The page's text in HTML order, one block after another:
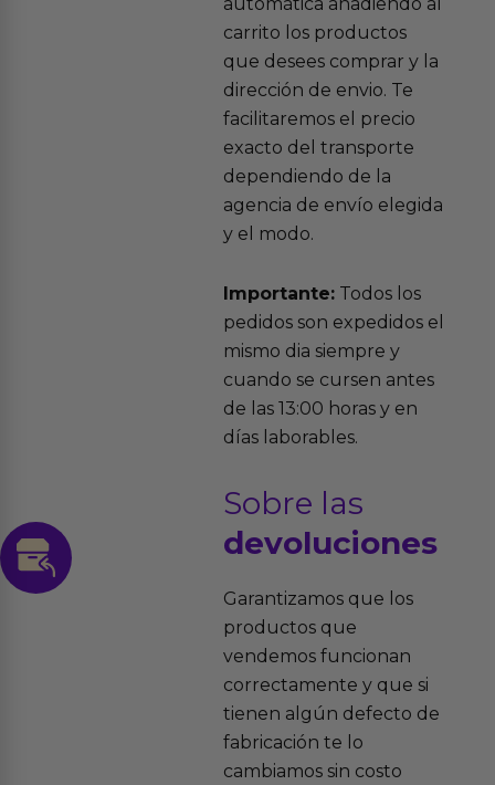
carrito los productos
que desees comprar y la
dirección de envio. Te
facilitaremos el precio
exacto del transporte
dependiendo de la
agencia de envío elegida
y el modo.
Importante:Todos los
pedidos son expedidos el
mismo dia siempre y
cuando se cursen antes
de las 13:00 horas y en
días laborables.
Sobre las
devoluciones
Garantizamos que los
productos que
vendemos funcionan
correctamente y que si
tienen algún defecto de
fabricación te lo
cambiamos sin costo